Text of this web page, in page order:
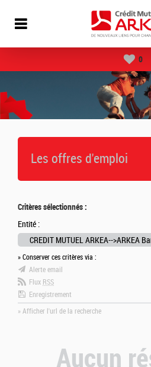
0
Les offres d'emploi
Critères sélectionnés :
Entité :
CREDIT MUTUEL ARKEA-->ARKEA
» Conserver ces critères via :
Alerte email
Flux RSS
Enregistrement
» Afficher l'url de la recherche
Aucun